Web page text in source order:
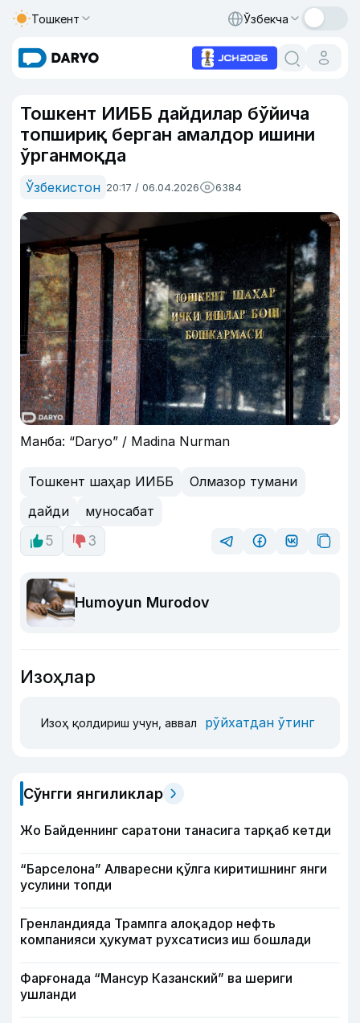
Тошкент Ўзбекча
Тошкент ИИББ дайдилар бўйича
топшириқ берган амалдор ишини
ўрганмоқда
Ўзбекистон 20:17 / 06.04.2026 6384
Манба: “Daryo” / Madina Nurman
Тошкент шаҳар ИИББ
Олмазор тумани
дайди
муносабат
5
3
Humoyun Murodov
Изоҳлар
Изоҳ қолдириш учун, аввал рўйхатдан ўтинг
Сўнгги янгиликлар
Жо Байденнинг саратони танасига тарқаб кетди
“Барселона” Алваресни қўлга киритишнинг янги
усулини топди
Гренландияда Трампга алоқадор нефть
компанияси ҳукумат рухсатисиз иш бошлади
Фарғонада “Мансур Казанский” ва шериги
ушланди